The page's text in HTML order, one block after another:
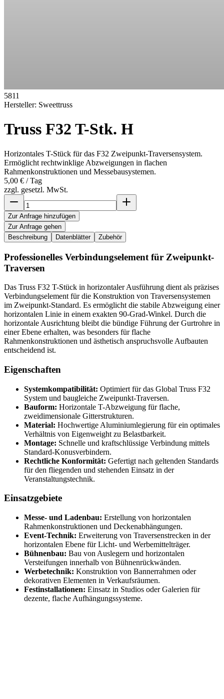
5811
Hersteller: Sweettruss
Truss F32 T-Stk. H
Horizontales T-Stück für das F32 Zweipunkt-Traversensystem.
Ermöglicht rechtwinklige Abzweigungen in flachen
Rahmenkonstruktionen und Messebausystemen.
5,00 € / Tag
zzgl. gesetzl. MwSt.
Zur Anfrage hinzufügen
Zur Anfrage gehen
Beschreibung
Datenblätter Zubehör
Professionelles Verbindungselement für Zweipunkt-
Traversen
Das Truss F32 T-Stück in horizontaler Ausführung dient als präzises
Verbindungselement für die Konstruktion von Traversensystemen
im Zweipunkt-Standard. Es ermöglicht die stabile Abzweigung einer
horizontalen Linie in einem exakten 90-Grad-Winkel. Durch die
horizontale Ausrichtung bleibt die bündige Führung der Gurtrohre in
einer Ebene erhalten, was besonders für flache
Rahmenkonstruktionen und ästhetisch anspruchsvolle Aufbauten
entscheidend ist.
Eigenschaften
Systemkompatibilität: Optimiert für das Global Truss F32
System und baugleiche Zweipunkt-Traversen.
Bauform: Horizontale T-Abzweigung für flache,
zweidimensionale Gitterstrukturen.
Material: Hochwertige Aluminiumlegierung für ein optimales
Verhältnis von Eigenweight zu Belastbarkeit.
Montage: Schnelle und kraftschlüssige Verbindung mittels
Standard-Konusverbindern.
Rechtliche Konformität: Gefertigt nach geltenden Standards
für den fliegenden und stehenden Einsatz in der
Veranstaltungstechnik.
Einsatzgebiete
Messe- und Ladenbau: Erstellung von horizontalen
Rahmenkonstruktionen und Deckenabhängungen.
Event-Technik: Erweiterung von Traversenstrecken in der
horizontalen Ebene für Licht- und Werbemittelträger.
Bühnenbau: Bau von Auslegern und horizontalen
Versteifungen innerhalb von Bühnenrückwänden.
Werbetechnik: Konstruktion von Bannerrahmen oder
dekorativen Elementen in Verkaufsräumen.
Festinstallationen: Einsatz in Studios oder Galerien für
dezente, flache Aufhängungssysteme.